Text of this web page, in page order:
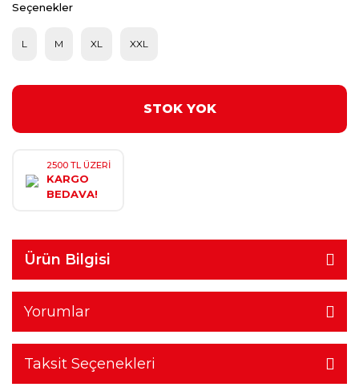
Seçenekler
L M XL XXL
STOK YOK
2500 TL ÜZERİ
KARGO
BEDAVA!
Ürün Bilgisi
Yorumlar
Taksit Seçenekleri